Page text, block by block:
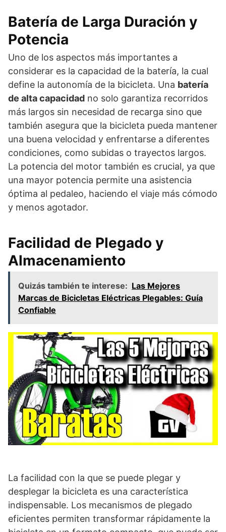
Batería de Larga Duración y
Potencia
Uno de los aspectos más importantes a
considerar es la capacidad de la batería, la cual
define la autonomía de la bicicleta. Una batería
de alta capacidad no solo garantiza recorridos
más largos sin necesidad de recarga sino que
también asegura que la bicicleta pueda mantener
una buena velocidad y enfrentarse a diferentes
condiciones, como subidas o trayectos largos.
La potencia del motor también es crucial, ya que
una mayor potencia permite una asistencia
óptima al pedaleo, haciendo el viaje más cómodo
y menos agotador.
Facilidad de Plegado y
Almacenamiento
Quizás también te interese: Las Mejores
Marcas de Bicicletas Eléctricas Plegables: Guía
Confiable
La facilidad con la que se puede plegar y
desplegar la bicicleta es una característica
indispensable. Los mecanismos de plegado
eficientes permiten transformar rápidamente la